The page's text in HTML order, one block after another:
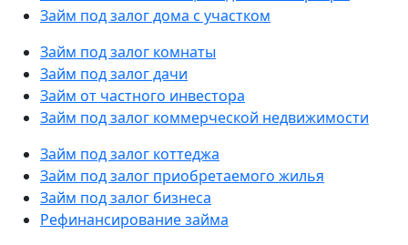
Займ под залог дома с участком
Займ под залог комнаты
Займ под залог дачи
Займ от частного инвестора
Займ под залог коммерческой недвижимости
Займ под залог коттеджа
Займ под залог приобретаемого жилья
Займ под залог бизнеса
Рефинансирование займа